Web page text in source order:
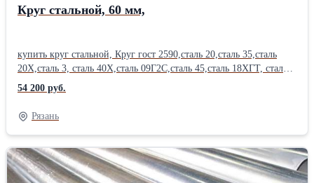
Круг стальной, 60 мм,
купить круг стальной, Круг гост 2590,сталь 20,сталь 35,сталь
20Х,сталь 3, сталь 40Х,сталь 09Г2С,сталь 45,сталь 18ХГТ, сталь
30ХГСА. Отгрузка по электронным весам. Постоянное наличие
на складах. Вес круга, уточняйте у менеджера. Диаметр круга,
сталь 20, от 12 мм до 350 мм , длина до 6 м, круг цена. Резка
круга, в размер, с высокой точностью , пакетная резка на станках
ЧПУ, отгрузка части круга, изготовление заготовок. Также в
наличии стальная арматура, арматура а3, арматура а1, полоса ,
квадрат , круглая труба, профильные трубы , лист стальной ,
оцинковка, швеллер , уголок, балка, двутавр, шестигранник .
54 200 руб.
Рязань